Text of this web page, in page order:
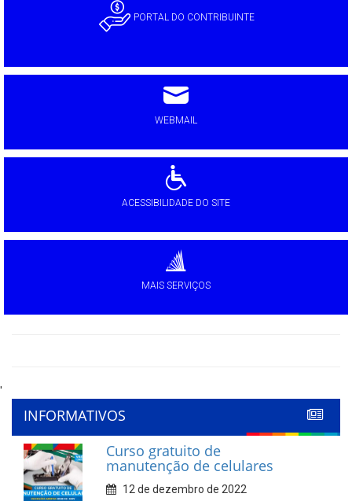
PORTAL DO CONTRIBUINTE
WEBMAIL
ACESSIBILIDADE DO SITE
MAIS SERVIÇOS
'
INFORMATIVOS
Curso gratuito de
manutenção de celulares
12 de dezembro de 2022